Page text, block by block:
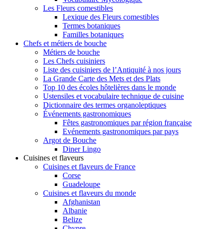
Les Fleurs comestibles
Lexique des Fleurs comestibles
Termes botaniques
Familles botaniques
Chefs et métiers de bouche
Métiers de bouche
Les Chefs cuisiniers
Liste des cuisiniers de l’Antiquité à nos jours
La Grande Carte des Mets et des Plats
Top 10 des écoles hôtelières dans le monde
Ustensiles et vocabulaire technique de cuisine
Dictionnaire des termes organoleptiques
Événements gastronomiques
Fêtes gastronomiques par région française
Evénements gastronomiques par pays
Argot de Bouche
Diner Lingo
Cuisines et flaveurs
Cuisines et flaveurs de France
Corse
Guadeloupe
Cuisines et flaveurs du monde
Afghanistan
Albanie
Belize